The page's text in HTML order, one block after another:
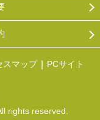
スマップ PCサイト
rights reserved.